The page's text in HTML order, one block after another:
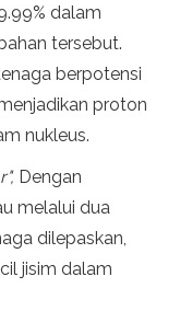
dalam
tersebut.
berpotensi
proton
nukleus.
Dengan
melalui dua
dilepaskan,
jisim dalam